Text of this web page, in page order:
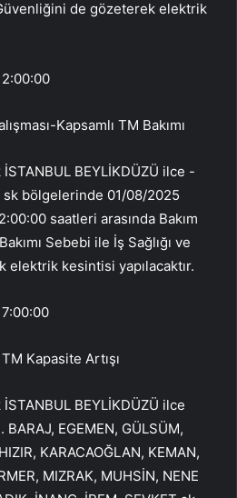
de gözeterek elektrik
Kapsamlı TM Bakımı
BEYLİKDÜZÜ ilce -
sk bölgelerinde 01/08/2025
saatleri arasında Bakım
Sebebi ile İş Sağlığı ve
kesintisi yapılacaktır.
Kapasite Artışı
BEYLİKDÜZÜ ilce
BARAJ, EGEMEN, GÜLSÜM,
KARACAOĞLAN, KEMAN,
MIZRAK, MUHSİN, NENE